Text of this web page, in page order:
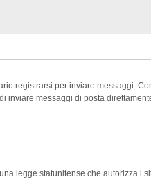
registrarsi per inviare messaggi.
messaggi di posta
legge statunitense che autorizza